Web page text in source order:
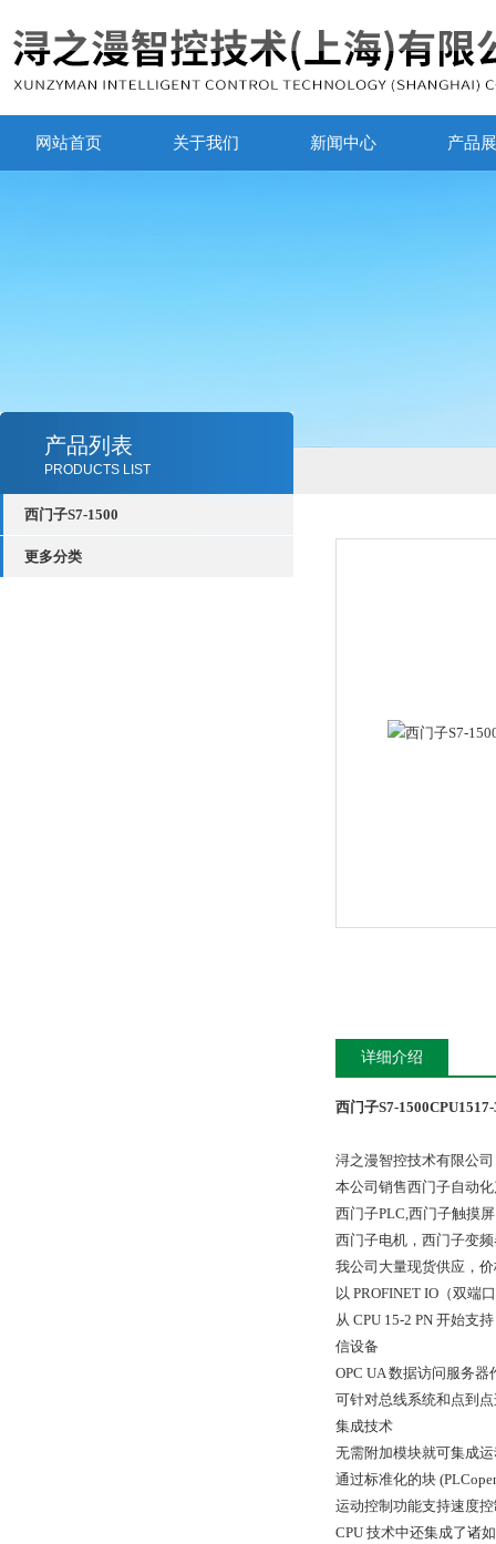
网站首页 关于我们 新闻中心 产品
产品列表
PRODUCTS LIST
西门子S7-1500
更多分类
详细介绍
西门子S7-
浔之漫智控技术有限公
本公司销售西门子自动
西门子PLC,西门子触摸
西门子电机，西门子变
我公司大量现货供应，
以 PROFINET IO（双端
从 CPU 15-2 PN 开始支
信设备
OPC UA 数据访问服务
可针对总线系统和点到
集成技术
无需附加模块就可集成
通过标准化的块
运动控制功能支持速度
CPU 技术中还集成了诸